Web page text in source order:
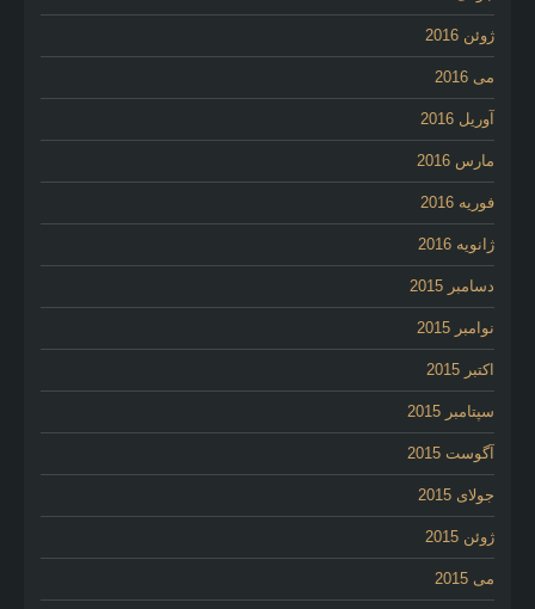
ژوئن 2016
می 2016
آوریل 2016
مارس 2016
فوریه 2016
ژانویه 2016
دسامبر 2015
نوامبر 2015
اکتبر 2015
سپتامبر 2015
آگوست 2015
جولای 2015
ژوئن 2015
می 2015